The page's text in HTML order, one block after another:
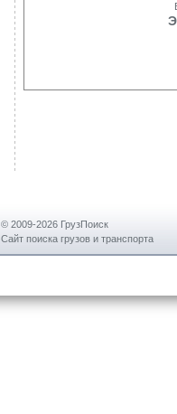
© 2009-2026 ГрузПоиск
Сайт поиска грузов и транспорта